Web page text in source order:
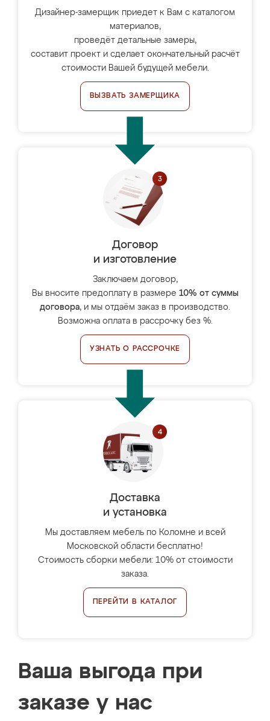
Дизайнер-замерщик приедет к Вам с каталогом
материалов,
проведёт детальные замеры,
составит проект и сделает окончательный расчёт
стоимости Вашей будущей мебели.
ВЫЗВАТЬ ЗАМЕРЩИКА
Договор
и изготовление
Заключаем договор,
Вы вносите предоплату в размере 10% от суммы
договора, и мы отдаём заказ в производство.
Возможна оплата в рассрочку без %.
УЗНАТЬ О РАССРОЧКЕ
Доставка
и установка
Мы доставляем мебель по Коломне и всей
Московской области бесплатно!
Стоимость сборки мебели: 10% от стоимости
заказа.
ПЕРЕЙТИ В КАТАЛОГ
Ваша выгода при
заказе у нас